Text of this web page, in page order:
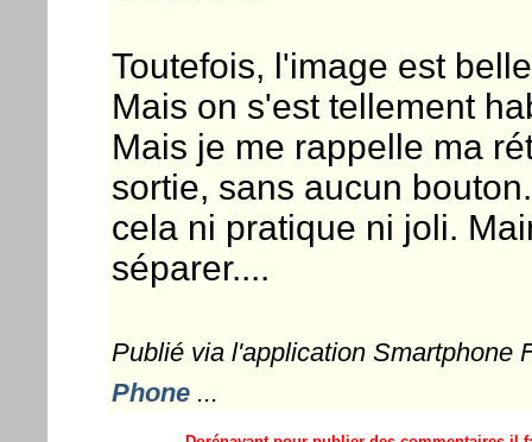
Toutefois, l'image est
Mais on s'est tellement
Mais je me rappelle ma
sortie, sans aucun
cela ni pratique ni joli.
séparer....
Publié via l'application Smartphone
Phone...